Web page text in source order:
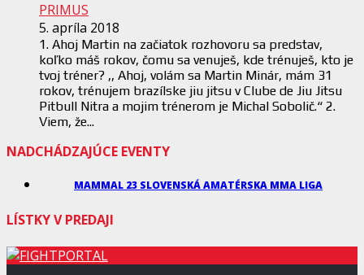
PRIMUS
5. apríla 2018
1. Ahoj Martin na začiatok rozhovoru sa predstav,
koľko máš rokov, čomu sa venuješ, kde trénuješ, kto je
tvoj tréner? ,, Ahoj, volám sa Martin Minár, mám 31
rokov, trénujem brazílske jiu jitsu v Clube de Jiu Jitsu
Pitbull Nitra a mojim trénerom je Michal Sobolič.“ 2.
Viem, že...
NADCHÁDZAJÚCE EVENTY
MAMMAL 23 SLOVENSKÁ AMATÉRSKA MMA LIGA
LÍSTKY V PREDAJI